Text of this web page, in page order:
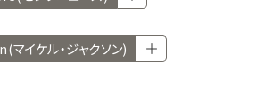
イケル・ジャクソン)